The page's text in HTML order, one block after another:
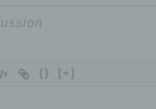
{} [+]
oder Ortswechsel
vorherzusagen.